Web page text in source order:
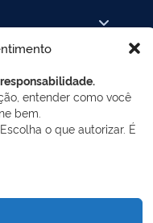
entender como você
bem.
o que autorizar. É